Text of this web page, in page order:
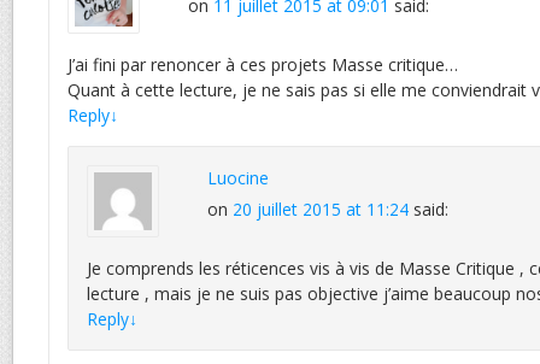
on 11 juillet 2015 at 09:01 said:
J’ai fini par renoncer à ces projets Masse critique…
Quant à cette lecture, je ne sais pas si elle me conviendrait
Reply↓
Luocine
on 20 juillet 2015 at 11:24 said:
Je comprends les réticences vis à vis de Masse Critique ,
lecture , mais je ne suis pas objective j’aime beaucoup
Reply↓